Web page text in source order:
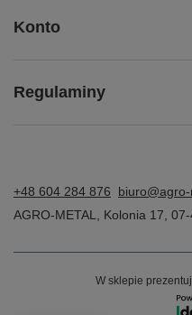
Konto
Regulaminy
+48 604 284 876
AGRO-METAL
Kolonia 17 07-
W sklepie